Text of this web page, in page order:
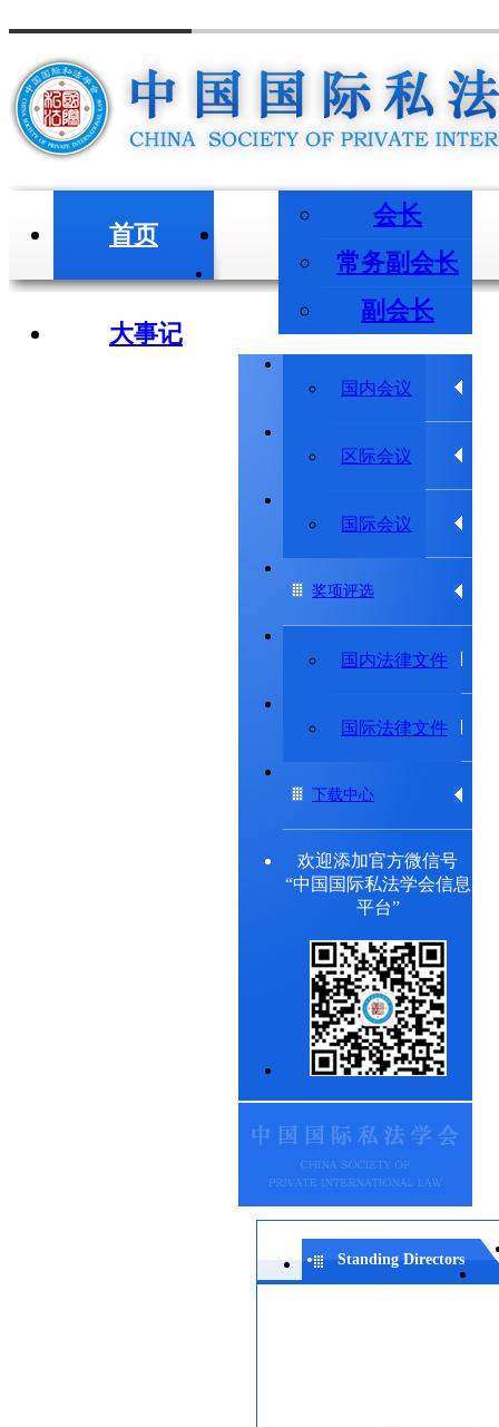
首页
会长
常务副会长
副会长
会长/副会长
大事记
国内会议
区际会议
国际会议
学术会议
学术动态
专题研究委员会
奖项评选
国内法律文件
国际法律文件
法律法规
出版物
下载中心
欢迎添加官方微信号
“中国国际私法学会信息
平台”
Standing Directors